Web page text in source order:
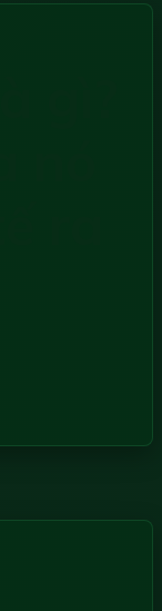
gì?
ra